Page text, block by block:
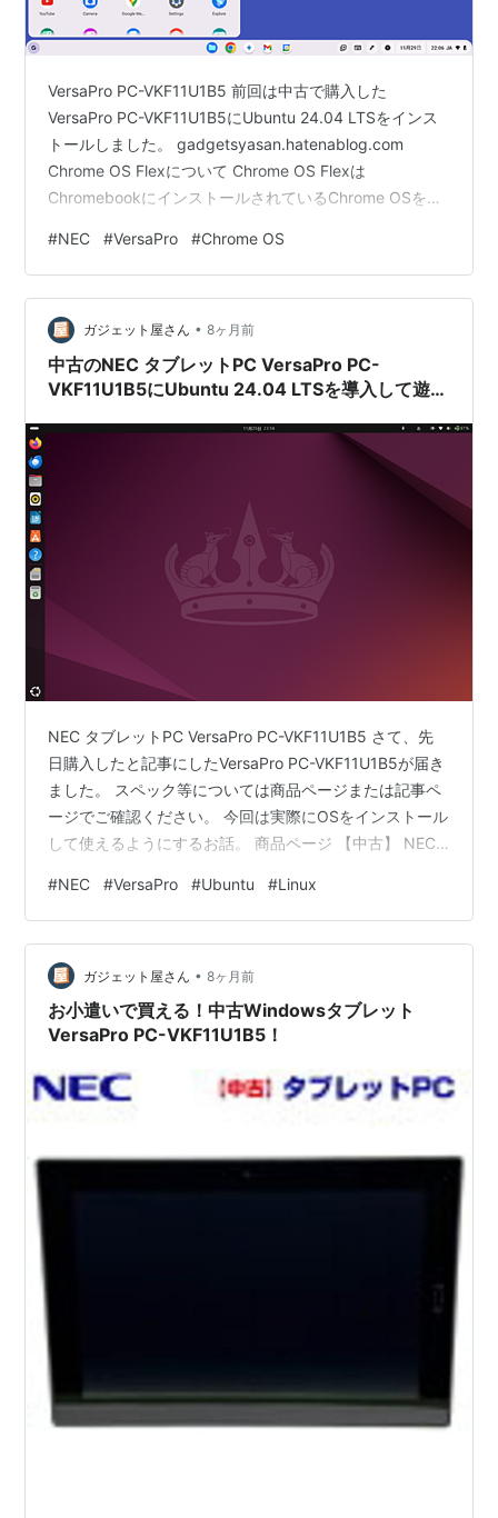
VersaPro PC-VKF11U1B5 前回は中古で購入した
VersaPro PC-VKF11U1B5にUbuntu 24.04 LTSをインス
トールしました。 gadgetsyasan.hatenablog.com
Chrome OS Flexについて Chrome OS Flexは
ChromebookにインストールされているChrome OSをあ
の製品ごとにサポート期限が決められていて、その期限
を過ぎたらサポートされなくなります。 そんな製品を継
続して使用するためにChrome OS Flexをインストールす
る事ができます。…
#NEC #VersaPro #Chrome OS
ガジェット屋さん • 8ヶ月前
中古のNEC タブレットPC VersaPro PC-
VKF11U1B5にUbuntu 24.04 LTSを導入して遊
NEC タブレットPC VersaPro PC-VKF11U1B5 さて、先
日購入したと記事にしたVersaPro PC-VKF11U1B5が届き
ました。 スペック等については商品ページまたは記事ペ
ージでご確認ください。 今回は実際にOSをインストール
して使えるようにするお話。 商品ページ 【中古】 NEC
ル Windows10Pro Education RAM4.00GB ストレージ
116GB VKF11U-5 PC-VKF11U1B5 pc-006-01価格:
2480 円楽天で詳細を見る 記事ページ gadgetsyas…
#NEC #VersaPro #Ubuntu #Linux
ガジェット屋さん • 8ヶ月前
お小遣いで買える！中古Windowsタブレット
VersaPro PC-VKF11U1B5！